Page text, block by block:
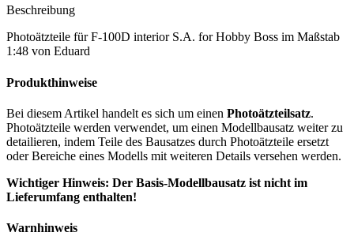
Beschreibung
Photoätzteile für F-100D interior S.A. for Hobby Boss im Maßstab
1:48 von Eduard
Produkthinweise
Bei diesem Artikel handelt es sich um einen Photoätzteilsatz.
Photoätzteile werden verwendet, um einen Modellbausatz weiter zu
detailieren, indem Teile des Bausatzes durch Photoätzteile ersetzt
oder Bereiche eines Modells mit weiteren Details versehen werden.
Wichtiger Hinweis: Der Basis-Modellbausatz ist nicht im
Lieferumfang enthalten!
Warnhinweis